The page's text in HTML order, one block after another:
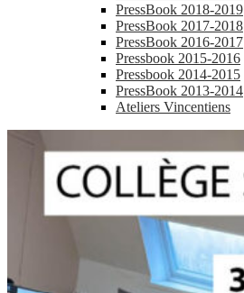
PressBook 2018-2019
PressBook 2017-2018
PressBook 2016-2017
Pressbook 2015-2016
Pressbook 2014-2015
PressBook 2013-2014
Ateliers Vincentiens